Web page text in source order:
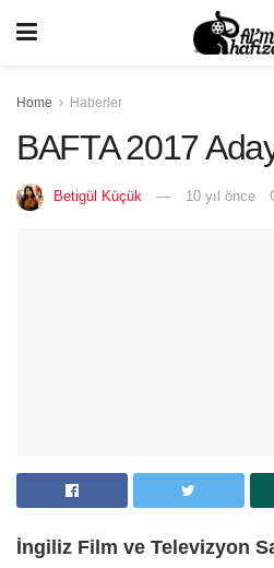
Home Haberler
BAFTA 2017
Betigül Küçük 10 yıl önce
İngiliz Film ve Televizyon